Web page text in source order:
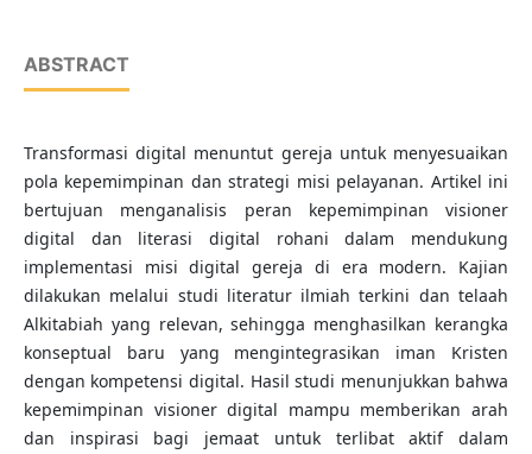
ABSTRACT
Transformasi digital menuntut gereja untuk menyesuaikan
pola kepemimpinan dan strategi misi pelayanan. Artikel ini
bertujuan menganalisis peran kepemimpinan visioner
digital dan literasi digital rohani dalam mendukung
implementasi misi digital gereja di era modern. Kajian
dilakukan melalui studi literatur ilmiah terkini dan telaah
Alkitabiah yang relevan, sehingga menghasilkan kerangka
konseptual baru yang mengintegrasikan iman Kristen
dengan kompetensi digital. Hasil studi menunjukkan bahwa
kepemimpinan visioner digital mampu memberikan arah
dan inspirasi bagi jemaat untuk terlibat aktif dalam